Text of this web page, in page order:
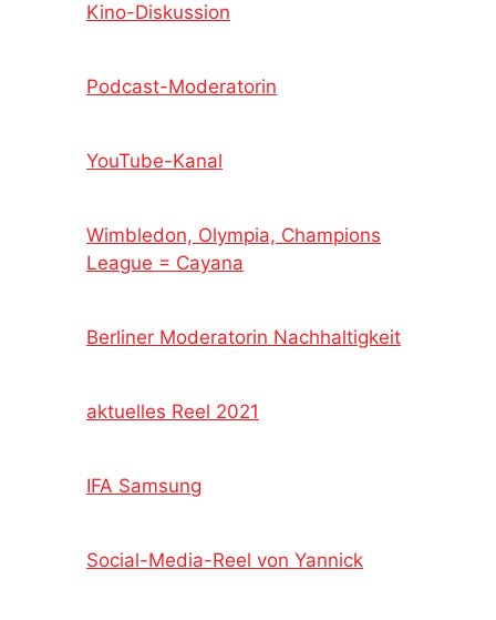
Kino-Diskussion
Podcast-Moderatorin
YouTube-Kanal
Wimbledon, Olympia, Champions
League = Cayana
Berliner Moderatorin Nachhaltigkeit
aktuelles Reel 2021
IFA Samsung
Social-Media-Reel von Yannick